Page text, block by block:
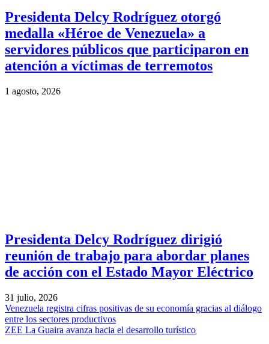
Presidenta Delcy Rodríguez otorgó
medalla «Héroe de Venezuela» a
servidores públicos que participaron en
atención a víctimas de terremotos
1 agosto, 2026
Presidenta Delcy Rodríguez dirigió
reunión de trabajo para abordar planes
de acción con el Estado Mayor Eléctrico
31 julio, 2026
Venezuela registra cifras positivas de su economía gracias al diálogo
entre los sectores productivos
ZEE La Guaira avanza hacia el desarrollo turístico